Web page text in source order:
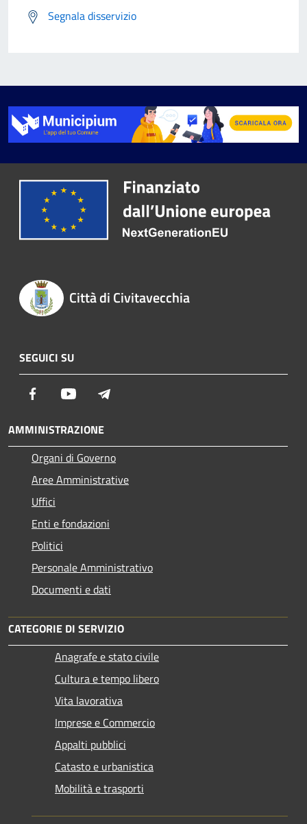
Segnala disservizio
Città di Civitavecchia
SEGUICI SU
Facebook Youtube
AMMINISTRAZIONE
Organi di Governo
Aree Amministrative
Uffici
Enti e fondazioni
Politici
Personale Amministrativo
Documenti e dati
CATEGORIE DI SERVIZIO
Anagrafe e stato civile
Cultura e tempo libero
Vita lavorativa
Imprese e Commercio
Appalti pubblici
Catasto e urbanistica
Mobilità e trasporti